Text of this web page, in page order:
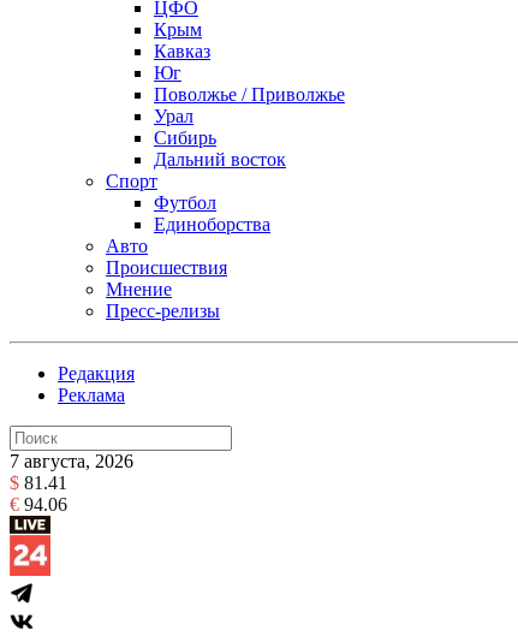
ЦФО
Крым
Кавказ
Юг
Поволжье / Приволжье
Урал
Сибирь
Дальний восток
Спорт
Футбол
Единоборства
Авто
Происшествия
Мнение
Пресс-релизы
Редакция
Реклама
7 августа, 2026
$ 81.41
€ 94.06